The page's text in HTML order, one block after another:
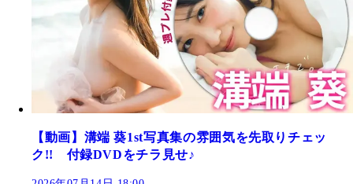
【動画】溝端 葵1st写真集の雰囲気を先取りチェッ
ク!! 付録DVDをチラ見せ♪